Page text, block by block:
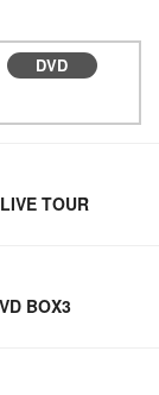
DVD
TOUR
BOX3